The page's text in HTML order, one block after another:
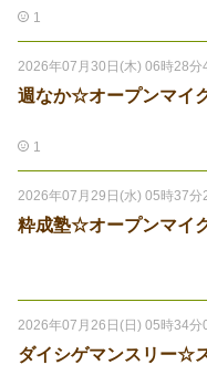
1
2026年07月30日(木) 06時28分
週なか☆オープンマイ
1
2026年07月29日(水) 05時37分
粋成塾☆オープンマイ
2026年07月26日(日) 05時34分
ダイシゲマンスリー☆